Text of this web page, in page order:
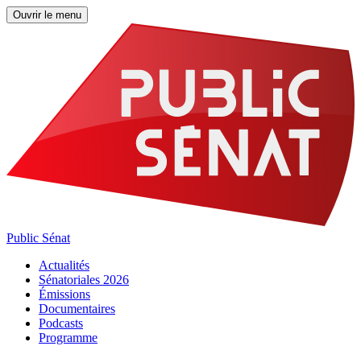
Ouvrir le menu
Public Sénat
Actualités
Sénatoriales 2026
Émissions
Documentaires
Podcasts
Programme